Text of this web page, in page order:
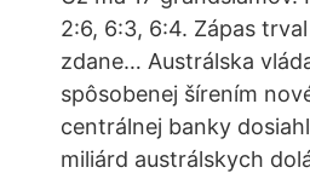
2:6, 6:3, 6:4. Zápas
zdane… Austrálska
spôsobenej šírením
centrálnej banky
miliárd austrálskych